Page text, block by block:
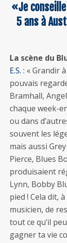
«Je
5 ans à
La scène du
E.S. : « Grandir
pouvais
Bramhall,
chaque week-
ou dans
souvent les
mais aussi
Pierce, Blues
produisaient
Lynn, Bobby
pied ! Cela dit,
musicien, de
tout ce qu’il
gagner ta vie